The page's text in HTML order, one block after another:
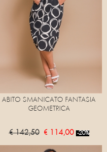
ABITO SMANICATO FANTASIA
GEOMETRICA
€ 142,50 € 114,00 -20%